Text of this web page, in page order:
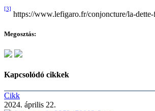
[3]
https://www.lefigaro.fr/conjoncture/la-
Megosztás:
Kapcsolódó cikkek
Cikk
2024. április 22.